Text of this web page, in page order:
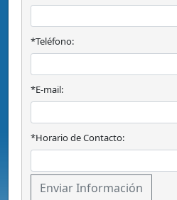
*Teléfono:
*E-mail:
*Horario de Contacto: